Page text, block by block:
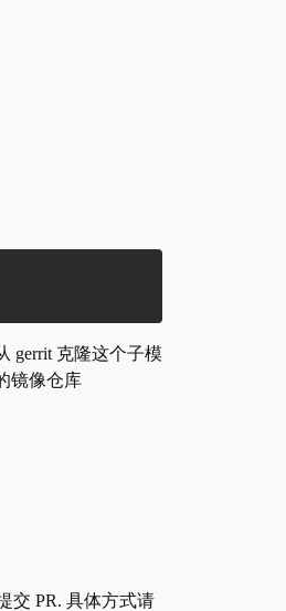
gerrit 克隆这个子模
镜像仓库
交 PR. 具体方式请